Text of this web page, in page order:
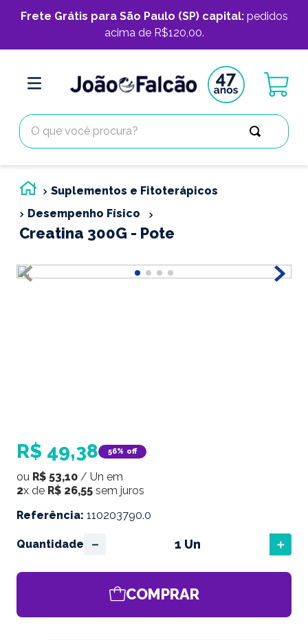
Frete Grátis para São Paulo (SP) capital:pedidos
acima de R$120,00.
O que você procura?
Suplementos e Fitoterápicos
Desempenho Físico
Creatina 300G - Pote
R$ 49,38 56% off
ou R$ 53,10 / Un em
2x de R$ 26,55 sem juros
Referência: 110203790.0
Quantidade ＋
－
COMPRAR